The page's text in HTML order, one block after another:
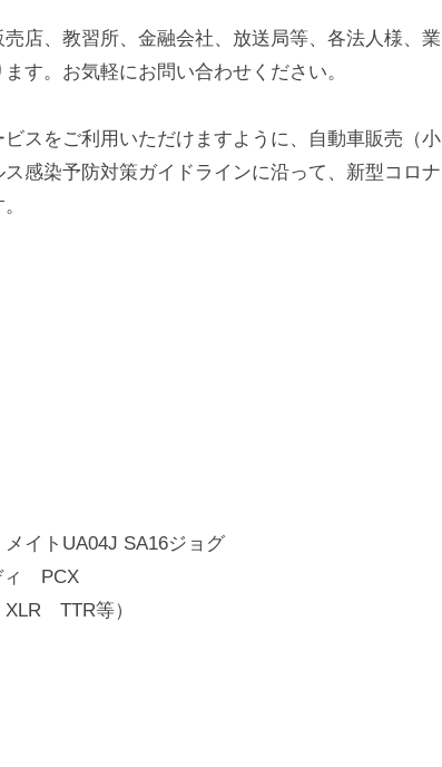
店、教習所、金融会社、放送局等、各法人様、業
す。お気軽にお問い合わせください。
スをご利用いただけますように、自動車販売（小
感染予防対策ガイドラインに沿って、新型コロナ
イトUA04J SA16ジョグ
ィ PCX
TTR等）